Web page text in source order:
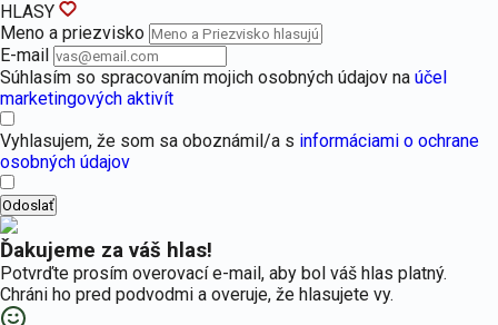
Poistenie
Cestovné
poistenie
Životné
poistenie
Povinné zmluvné poistenie pre vozidlá
O nás a
Pre
médiá
Základné údaje o Wüstenrot
Kontakt
HLASY
Meno a priezvisko
E-mail
Súhlasím so spracovaním mojich osobných údajov na účel
marketingových aktivít
Vyhlasujem, že som sa oboznámil/a s informáciami o ochrane
osobných údajov
Odoslať
Ďakujeme za váš hlas!
Potvrďte prosím overovací e-mail, aby bol váš hlas platný.
Chráni ho pred podvodmi a overuje, že hlasujete vy.